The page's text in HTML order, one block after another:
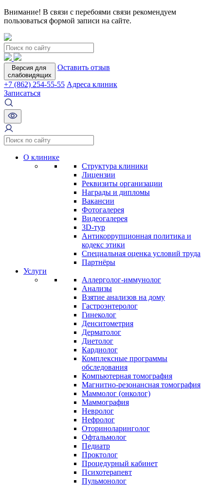
Внимание! В связи с перебоями связи рекомендуем
пользоваться формой записи на сайте.
Версия для
слабовидящих
Оставить отзыв
+7 (862) 254-55-55 Адреса клиник
Записаться
О клинике
Структура клиники
Лицензии
Реквизиты организации
Награды и дипломы
Вакансии
Фотогалерея
Видеогалерея
3D-тур
Антикоррупционная политика и
кодекс этики
Специальная оценка условий труда
Партнёры
Услуги
Аллерголог-иммунолог
Анализы
Взятие анализов на дому
Гастроэнтеролог
Гинеколог
Денситометрия
Дерматолог
Диетолог
Кардиолог
Комплексные программы
обследования
Компьютерная томография
Магнитно-резонансная томография
Маммолог (онколог)
Маммография
Невролог
Нефролог
Оториноларинголог
Офтальмолог
Педиатр
Проктолог
Процедурный кабинет
Психотерапевт
Пульмонолог